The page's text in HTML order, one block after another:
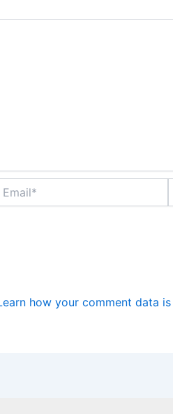
how your comment data